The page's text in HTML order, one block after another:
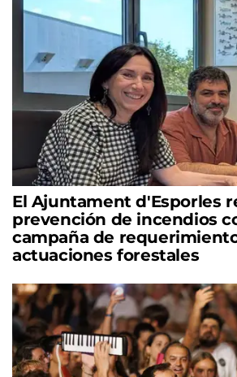
El Ajuntament d'Esporles
prevención de incendios
campaña de
actuaciones forestales